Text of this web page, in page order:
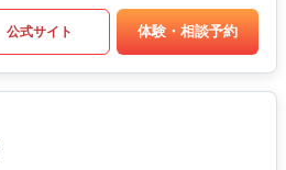
公式サイト 体験・相談予約